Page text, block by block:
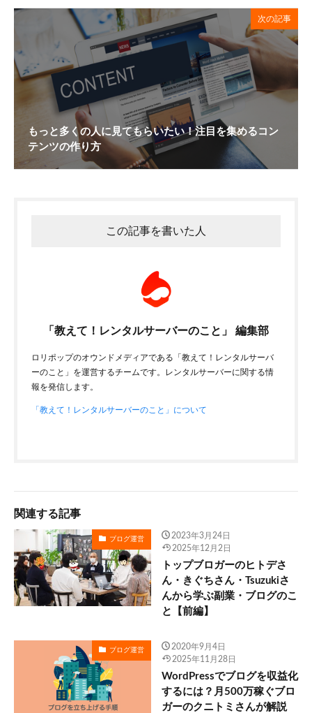
次の記事
もっと多くの人に見てもらいたい！注目を集めるコン
テンツの作り方
この記事を書いた人
「教えて！レンタルサーバーのこと」 編集部
ロリポップのオウンドメディアである「教えて！レンタルサーバ
ーのこと」を運営するチームです。レンタルサーバーに関する情
報を発信します。
「教えて！レンタルサーバーのこと」について
関連する記事
ブログ運営
2023年3月24日
2025年12月2日
トップブロガーのヒトデさ
ん・きぐちさん・Tsuzukiさ
んから学ぶ副業・ブログのこ
と【前編】
ブログ運営
2020年9月4日
2025年11月28日
WordPressでブログを収益化
するには？月500万稼ぐブロ
ガーのクニトミさんが解説